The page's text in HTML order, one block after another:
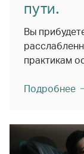
пути.
Вы
практикам
Подробнее